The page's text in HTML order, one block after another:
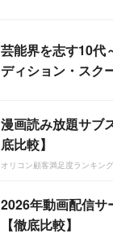
芸能界を志す10
ディション・スク
漫画読み放題サブ
底比較】
オリコン顧客満足度ランキング
2026年動画配信サ
【徹底比較】